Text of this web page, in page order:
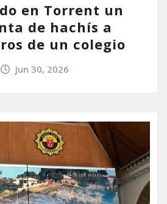
en Torrent un
de hachís a
de un colegio
Jun 30, 2026